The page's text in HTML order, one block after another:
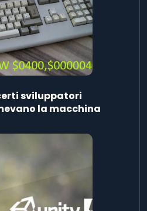
sviluppatori
la macchina